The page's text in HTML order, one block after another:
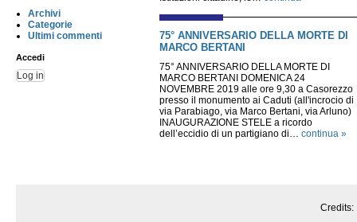
Archivi
Categorie
Ultimi commenti
Accedi
Log in
75° ANNIVERSARIO DELLA MORTE DI
MARCO BERTANI
75° ANNIVERSARIO DELLA MORTE DI
MARCO BERTANI DOMENICA 24
NOVEMBRE 2019 alle ore 9,30 a Casorezzo
presso il monumento ai Caduti (all'incrocio di
via Parabiago, via Marco Bertani, via Arluno)
INAUGURAZIONE STELE a ricordo
dell’eccidio di un partigiano di… continua »
Credits: